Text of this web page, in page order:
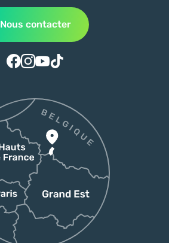
Nous contacter
Suivez-nous sur Facebook
Suivez-nous sur Instagram
Suivez-nous sur Youtube
Suivez-nous sur Tiktok